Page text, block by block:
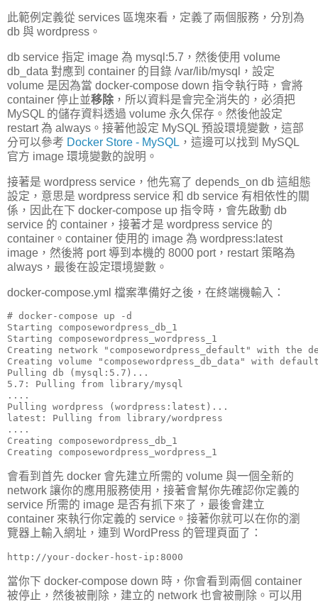
此範例定義從 services 區塊來看，定義了兩個服務，分別為
db 與 wordpress。
db service 指定 image 為 mysql:5.7，然後使用 volume
db_data 對應到 container 的目錄 /var/lib/mysql，設定
volume 是因為當 docker-compose down 指令執行時，會將
container 停止並移除 ，所以資料是會完全消失的，必須把
MySQL 的儲存資料透過 volume 永久保存。然後他設定
restart 為 always。接著他設定 MySQL 預設環境變數，這部
分可以參考 Docker Store - MySQL ，這邊可以找到 MySQL
官方 image 環境變數的說明。
接著是 wordpress service，他先寫了 depends_on db 這組態
設定，意思是 wordpress service 和 db service 有相依性的關
係，因此在下 docker-compose up 指令時，會先啟動 db
service 的 container，接著才是 wordpress service 的
container。container 使用的 image 為 wordpress:latest
image，然後將 port 導到本機的 8000 port，restart 策略為
always，最後在設定環境變數。
docker-compose.yml 檔案準備好之後，在終端機輸入：
# docker-compose up -d
Starting composewordpress_db_1
Starting composewordpress_wordpress_1
Creating network "composewordpress_default" with the
Creating volume "composewordpress_db_data" with
Pulling db (mysql:5.7)...
5.7: Pulling from library/mysql
....
Pulling wordpress (wordpress:latest)...
latest: Pulling from library/wordpress
....
Creating composewordpress_db_1
Creating composewordpress_wordpress_1
會看到首先 docker 會先建立所需的 volume 與一個全新的
network 讓你的應用服務使用，接著會幫你先確認你定義的
service 所需的 image 是否有抓下來了，最後會建立
container 來執行你定義的 service。接著你就可以在你的瀏
覽器上輸入網址，連到 WordPress 的管理頁面了：
http://your-docker-host-ip:8000
當你下 docker-compose down 時，你會看到兩個 container
被停止，然後被刪除，建立的 network 也會被刪除。可以用